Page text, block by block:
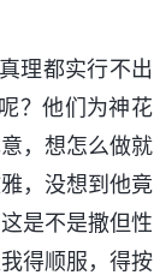
理都实行不出
？他们为神花
，想怎么做就
，没想到他竟
是不是撒但性
得顺服，得按